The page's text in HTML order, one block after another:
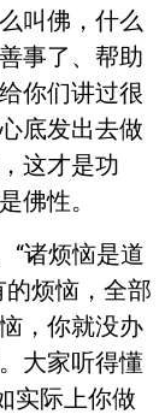
叫佛，什么
事了、帮助
你们讲过很
底发出去做
这才是功
佛性。
“诸烦恼是道
烦恼，全部
，你就没办
大家听得懂
实际上你做